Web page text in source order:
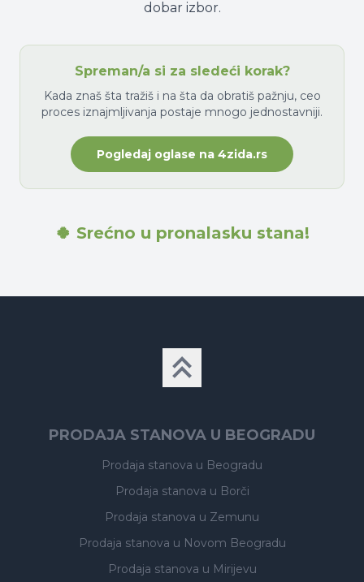
dobar izbor.
Spreman/a si za sledeći korak?
Kada znaš šta tražiš i na šta da obratiš pažnju, ceo
proces iznajmljivanja postaje mnogo jednostavniji.
Pogledaj oglase na 4zida.rs
🍀 Srećno u pronalasku stana!
PRODAJA STANOVA U BEOGRADU
Prodaja stanova u Beogradu
Prodaja stanova u Borči
Prodaja stanova u Zemunu
Prodaja stanova u Novom Beogradu
Prodaja stanova u Mirijevu